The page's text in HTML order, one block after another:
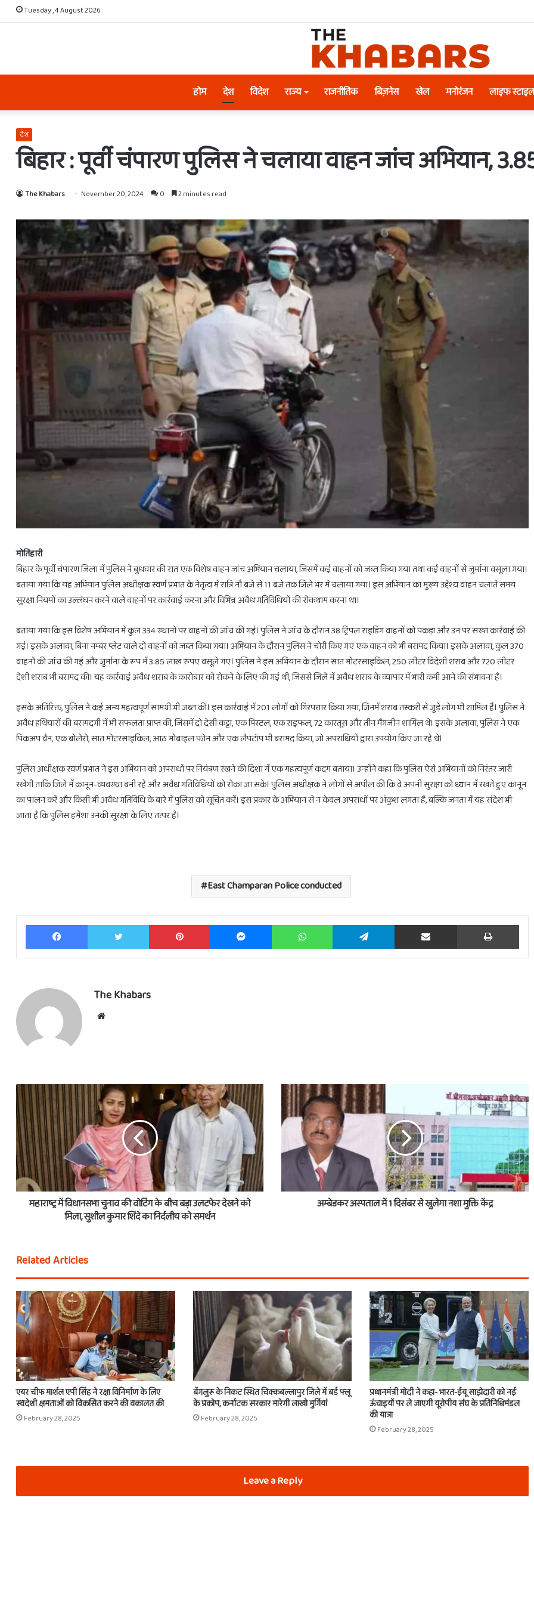
Tuesday , 4 August 2026
होम देश विदेश राज्य राजनीतिक बिज़नेस खेल मनोरंजन लाइफ स्टाइल
देश
बिहार : पूर्वी चंपारण पुलिस ने चलाया वाहन जांच अभियान,
The Khabars November 20, 2024 0 2 minutes read
मोतिहारी
बिहार के पूर्वी चंपारण जिला में पुलिस ने बुधवार की रात एक विशेष वाहन जांच अभियान चलाया, जिसमें कई वाहनों को जब्त किया गया तथा कई वाहनों से जुर्माना वसूला गया।
बताया गया कि यह अभियान पुलिस अधीक्षक स्वर्ण प्रभात के नेतृत्व में रात्रि नौ बजे से 11 बजे तक जिले भर में चलाया गया। इस अभियान का मुख्य उद्देश्य वाहन चलाते समय
सुरक्षा नियमों का उल्लंघन करने वाले वाहनों पर कार्रवाई करना और विभिन्न अवैध गतिविधियों की रोकथाम करना था।
बताया गया कि इस विशेष अभियान में कुल 334 स्थानों पर वाहनों की जांच की गई। पुलिस ने जांच के दौरान 38 ट्रिपल राइडिंग वाहनों को पकड़ा और उन पर सख्त कार्रवाई की
गई। इसके अलावा, बिना नम्बर प्लेट वाले दो वाहनों को जब्त किया गया। अभियान के दौरान पुलिस ने चोरी किए गए एक वाहन को भी बरामद किया। इसके अलावा, कुल 370
वाहनों की जांच की गई और जुर्माना के रूप में 3.85 लाख रुपए वसूले गए। पुलिस ने इस अभियान के दौरान सात मोटरसाइकिल, 250 लीटर विदेशी शराब और 720 लीटर
देशी शराब भी बरामद की। यह कार्रवाई अवैध शराब के कारोबार को रोकने के लिए की गई थी, जिससे जिले में अवैध शराब के व्यापार में भारी कमी आने की संभावना है।
इसके अतिरिक्त, पुलिस ने कई अन्य महत्वपूर्ण सामग्री भी जब्त की। इस कार्रवाई में 201 लोगों को गिरफ्तार किया गया, जिनमें शराब तस्करी से जुड़े लोग भी शामिल हैं। पुलिस ने
अवैध हथियारों की बरामदगी में भी सफलता प्राप्त की, जिसमें दो देसी कट्टा, एक पिस्टल, एक राइफल, 72 कारतूस और तीन मैगजीन शामिल थे। इसके अलावा, पुलिस ने एक
पिकअप वैन, एक बोलेरो, सात मोटरसाइकिल, आठ मोबाइल फोन और एक लैपटॉप भी बरामद किया, जो अपराधियों द्वारा उपयोग किए जा रहे थे।
पुलिस अधीक्षक स्वर्ण प्रभात ने इस अभियान को अपराधों पर नियंत्रण रखने की दिशा में एक महत्वपूर्ण कदम बताया। उन्होंने कहा कि पुलिस ऐसे अभियानों को निरंतर जारी
रखेगी ताकि जिले में कानून-व्यवस्था बनी रहे और अवैध गतिविधियों को रोका जा सके। पुलिस अधीक्षक ने लोगों से अपील की कि वे अपनी सुरक्षा को ध्यान में रखते हुए कानून
का पालन करें और किसी भी अवैध गतिविधि के बारे में पुलिस को सूचित करें। इस प्रकार के अभियान से न केवल अपराधों पर अंकुश लगता है, बल्कि जनता में यह संदेश भी
जाता है कि पुलिस हमेशा उनकी सुरक्षा के लिए तत्पर है।
East Champaran Police conducted
Facebook Twitter Pinterest Messenger WhatsApp Telegram Share via Email Print
The Khabars
Website
महाराष्ट्र में विधानसभा चुनाव की वोटिंग के बीच बड़ा उलटफेर देखने को
मिला, सुशील कुमार शिंदे का निर्दलीय को समर्थन
अम्बेडकर अस्पताल में 1 दिसंबर से खुलेगा नशा मुक्ति केंद्र
Related Articles
एयर चीफ मार्शल एपी सिंह ने रक्षा विनिर्माण के लिए
स्वदेशी क्षमताओं को विकसित करने की वकालत की
February 28, 2025
बेंगलुरू के निकट स्थित चिक्कबल्लापुर जिले में बर्ड फ्लू
के प्रकोप, कर्नाटक सरकार मारेगी लाखो मुर्गियां
February 28, 2025
प्रधानमंत्री मोदी ने कहा- भारत-ईयू साझेदारी को नई
ऊंचाइयों पर ले जाएगी यूरोपीय संघ के प्रतिनिधिमंडल
की यात्रा
February 28, 2025
Leave a Reply
28
से
3
राशियों
को
होगा
ही
लाभ
February 27, 2025
28 फरवरी से 3 राशियों को होगा लाभ ही लाभ
होलिका
के
लिए
सिर्फ
1
का
ही
समय
February 28, 2025
होलिका दहन के लिए मिलेगा सिर्फ 1 घंटा का ही समय